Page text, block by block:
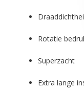
Rotatie
Superzacht
Extra lange